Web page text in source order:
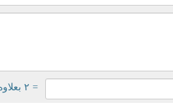
= ۲ بعلاوه ۲